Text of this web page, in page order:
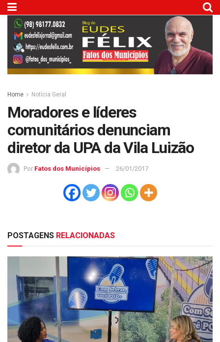
Home Notícia Geral
Moradores e líderes
comunitários denunciam
diretor da UPA da Vila Luizão
Por Fatos dos Municípios 26/01/2017
POSTAGENS RELACIONADAS